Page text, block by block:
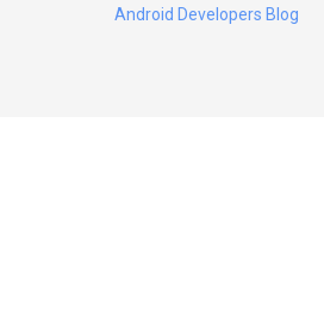
Android Developers Blog